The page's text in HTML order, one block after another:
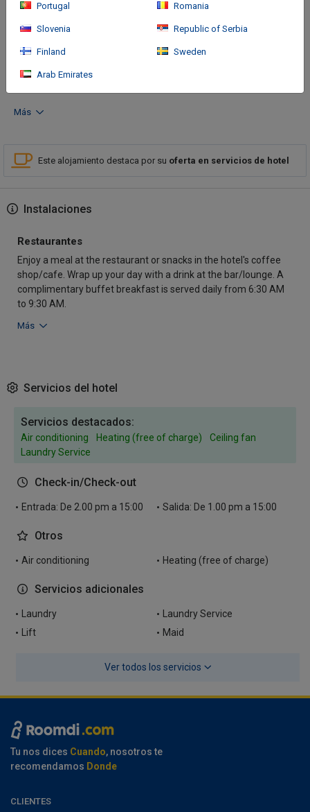
With a stay at Hotel Plazuela Real in Bucaramanga, you'll be
Santander Technology University. This hotel is 1.1 mi (1.8 km)
from Cabecera Shopping Mall and 1.
Más
Este alojamiento destaca por su oferta en servicios de hotel
Instalaciones
Restaurantes
Enjoy a meal at the restaurant or snacks in the hotel's coffee
shop/cafe. Wrap up your day with a drink at the bar/lounge. A
complimentary buffet breakfast is served daily from 6:30 AM
to 9:30 AM.
Más
Servicios del hotel
Servicios destacados:
Air conditioning Heating (free of charge)
Ceiling fan
Laundry Service
Check-in/Check-out
Entrada: De 2.00 pm a 15:00 Salida: De 1.00 pm a 15:00
Otros
Air conditioning Heating (free of charge)
Servicios adicionales
Laundry
Laundry Service
Lift
Maid
Ver todos los servicios
Tu nos dices Cuando, nosotros te
recomendamos Donde
CLIENTES
Portugal Romania
Slovenia Republic of Serbia
Finland Sweden
Arab Emirates